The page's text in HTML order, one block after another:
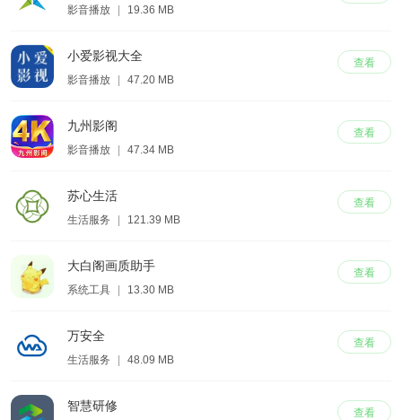
影音播放 19.36 MB
查看
小爱影视大全
影音播放 47.20 MB
查看
九州影阁
影音播放 47.34 MB
查看
苏心生活
生活服务 121.39 MB
查看
大白阁画质助手
系统工具 13.30 MB
查看
万安全
生活服务 48.09 MB
查看
智慧研修